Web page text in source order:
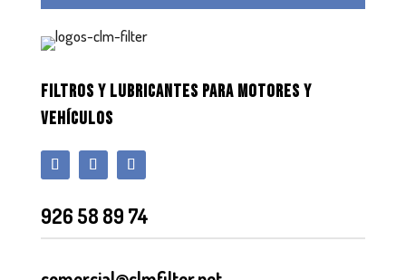
FILTROS Y LUBRICANTES PARA MOTORES Y
VEHÍCULOS
926 58 89 74